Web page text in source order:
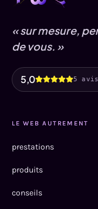
« sur mesure,
de vous. »
5,0 5
LE WEB AUTREMENT
prestations
produits
conseils